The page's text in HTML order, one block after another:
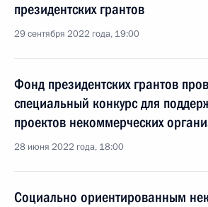
президентских грантов
29 сентября 2022 года, 19:00
Фонд президентских грантов
специальный конкурс для
проектов некоммерческих
28 июня 2022 года, 18:00
Социально ориентированным